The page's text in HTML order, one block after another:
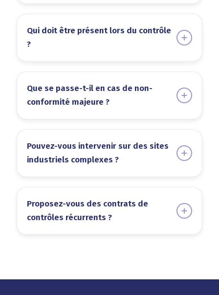
Qui doit être présent lors du contrôle
?
Que se passe-t-il en cas de non-
conformité majeure ?
Pouvez-vous intervenir sur des sites
industriels complexes ?
Proposez-vous des contrats de
contrôles récurrents ?